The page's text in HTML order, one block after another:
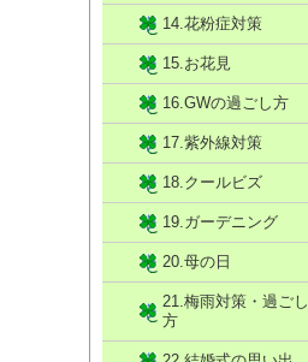
14.花粉症対策
15.お花見
16.GWの過ごし方
17.紫外線対策
18.クールビズ
19.ガーデニング
20.母の日
21.梅雨対策・過ごし
方